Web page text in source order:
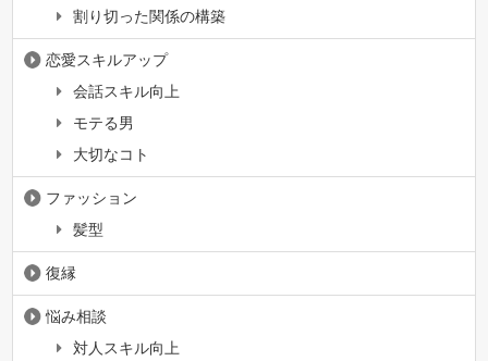
割り切った関係の構築
恋愛スキルアップ
会話スキル向上
モテる男
大切なコト
ファッション
髪型
復縁
悩み相談
対人スキル向上